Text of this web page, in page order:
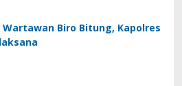
Biro Bitung, Kapolres